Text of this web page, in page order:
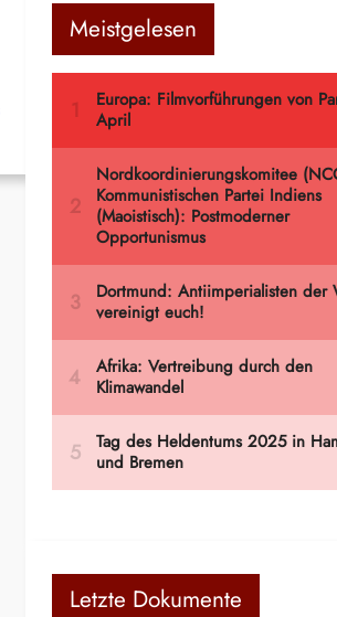
Meistgelesen
Letzte Dokumente